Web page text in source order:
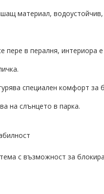
материал,
в пералня, интериора
специален комфорт за
на слънцето в парка.
с възможност за